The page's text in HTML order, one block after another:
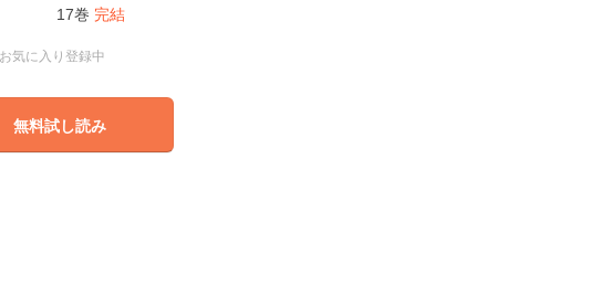
17巻 完結
気に入り登録中
無料試し読み